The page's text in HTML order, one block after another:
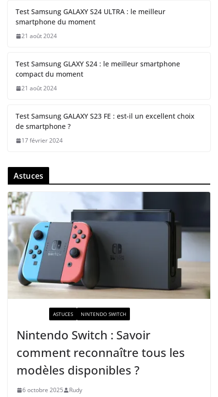
Test Samsung GALAXY S24 ULTRA : le meilleur
smartphone du moment
21 août 2024
Test Samsung GLAXY S24 : le meilleur smartphone
compact du moment
21 août 2024
Test Samsung GALAXY S23 FE : est-il un excellent choix
de smartphone ?
17 février 2024
Astuces
ASTUCES NINTENDO SWITCH
Nintendo Switch : Savoir
comment reconnaître tous les
modèles disponibles ?
6 octobre 2025 Rudy